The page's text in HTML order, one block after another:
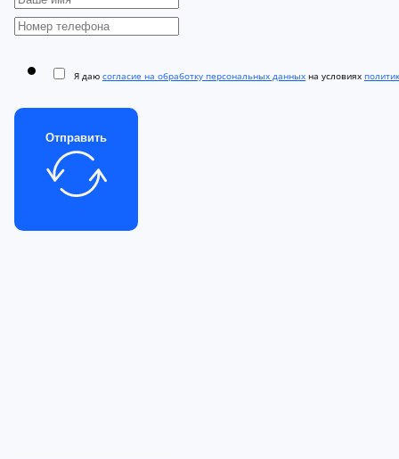
Я даю согласие на обработку персональных данных на условиях
Отправить